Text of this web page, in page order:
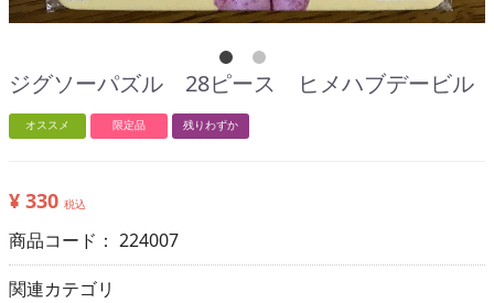
ジグソーパズル 28ピース ヒメハブデービル
オススメ 限定品 残りわずか
¥ 330 税込
商品コード： 224007
関連カテゴリ